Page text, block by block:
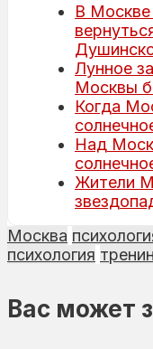
В Москве
Лунное
Москвы
Когда
Над
Жители
Москва
психология
Вас может